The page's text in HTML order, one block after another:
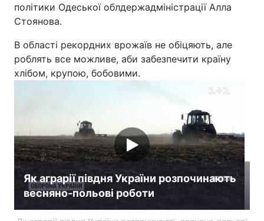
політики Одеської облдержадміністрації Алла
Стоянова.
В області рекордних врожаїв не обіцяють, але
роблять все можливе, аби забезпечити країну
хлібом, крупою, бобовими.
Як аграрії півдня України розпочинають
весняно-польові роботи